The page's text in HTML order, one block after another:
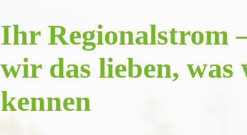
Ihr Regionalstrom
wir das lieben, was
kennen